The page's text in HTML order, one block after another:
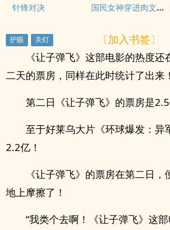
针锋对决 国民女神穿进肉文中【高H、SM、NP】（正文免费）
〔加入书签〕
《让子弹飞》这部电影的热度
二天的票房，同样在此时统计了出来！
第二日《让子弹飞》的票房是2.5
至于好莱乌大片《环球爆发：异
2.2亿！
《让子弹飞》的票房在第二日
地上摩擦了！
“我类个去啊！《让子弹飞》这